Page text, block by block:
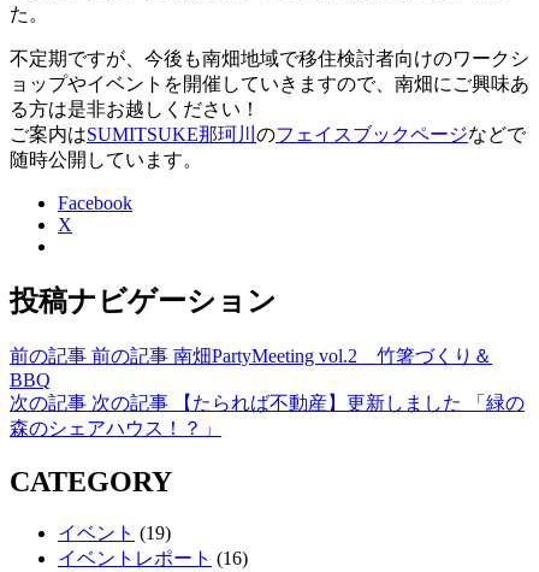
た。
不定期ですが、今後も南畑地域で移住検討者向けのワークシ
ョップやイベントを開催していきますので、南畑にご興味あ
る方は是非お越しください！
ご案内はSUMITSUKE那珂川 のフェイスブックページなどで
随時公開しています。
Facebook
X
投稿ナビゲーション
前の記事 前の記事 南畑PartyMeeting vol.2 竹箸づくり＆
BBQ
次の記事 次の記事
【たられば不動産】更新しました 「緑の
森のシェアハウス！？」
CATEGORY
イベント (19)
イベントレポート (16)